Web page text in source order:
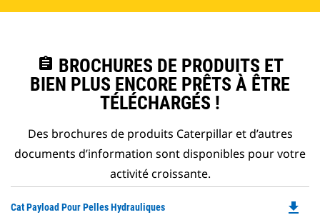
assignment BROCHURES DE PRODUITS ET
BIEN PLUS ENCORE PRÊTS À ÊTRE
TÉLÉCHARGÉS !
Des brochures de produits Caterpillar et d’autres
documents d’information sont disponibles pour votre
activité croissante.
Cat Payload Pour Pelles Hydrauliques file_download